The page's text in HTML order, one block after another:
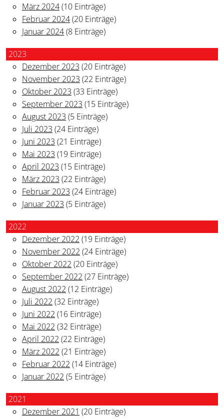
März 2024(10 Einträge)
Februar 2024(20 Einträge)
Januar 2024(8 Einträge)
2023
Dezember 2023 (20 Einträge)
November 2023 (22 Einträge)
Oktober 2023 (33 Einträge)
September 2023 (15 Einträge)
August 2023 (5 Einträge)
Juli 2023 (24 Einträge)
Juni 2023 (21 Einträge)
Mai 2023 (19 Einträge)
April 2023 (15 Einträge)
März 2023 (22 Einträge)
Februar 2023 (24 Einträge)
Januar 2023 (5 Einträge)
2022
Dezember 2022 (19 Einträge)
November 2022 (24 Einträge)
Oktober 2022 (20 Einträge)
September 2022 (27 Einträge)
August 2022 (12 Einträge)
Juli 2022 (32 Einträge)
Juni 2022 (16 Einträge)
Mai 2022 (32 Einträge)
April 2022 (22 Einträge)
März 2022 (21 Einträge)
Februar 2022 (14 Einträge)
Januar 2022 (5 Einträge)
2021
Dezember 2021 (20 Einträge)